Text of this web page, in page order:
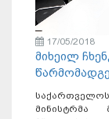
17/05/2018
მიხეილ
მინისტრმა